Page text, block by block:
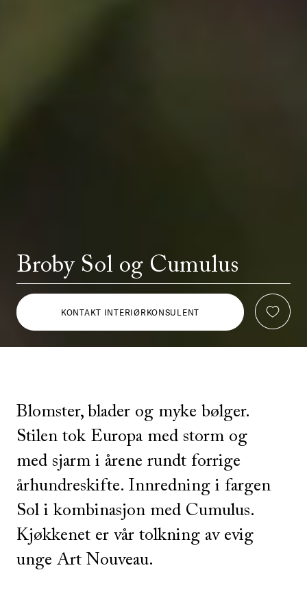
Broby Sol og Cumulus
KONTAKT INTERIØRKONSULENT
Blomster, blader og myke bølger.
Stilen tok Europa med storm og
med sjarm i årene rundt forrige
århundreskifte. Innredning i fargen
Sol i kombinasjon med Cumulus.
Kjøkkenet er vår tolkning av evig
unge Art Nouveau.